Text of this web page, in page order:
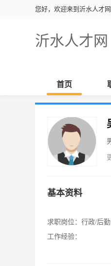
您好，欢迎来到沂水人才网
沂水人才网
首页
基本资料
求职岗位： 行政/后勤
工作经验：